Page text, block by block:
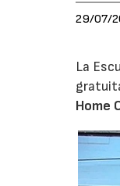
29/07/
La
Home